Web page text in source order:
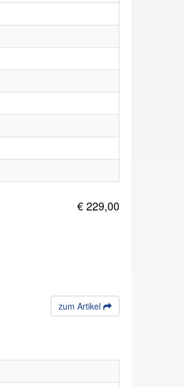
€ 229,00
zum Artikel